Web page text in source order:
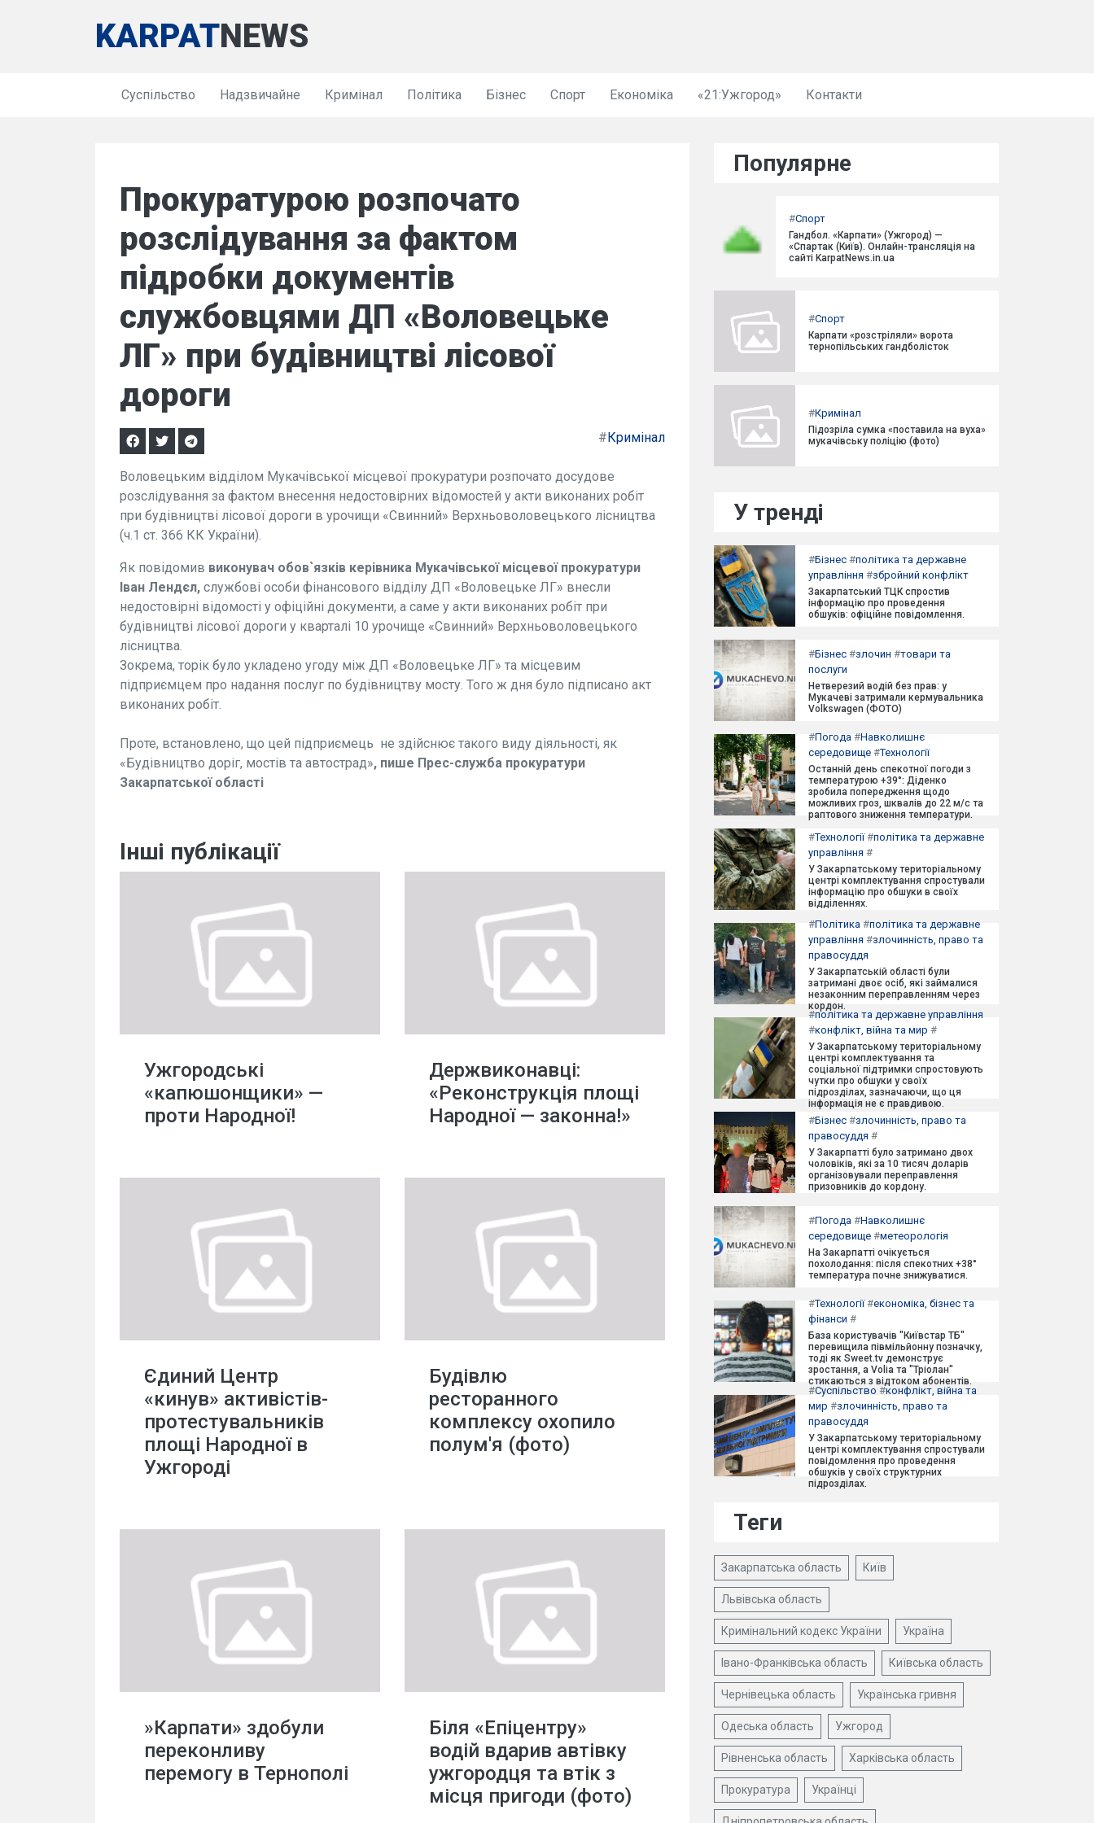
KARPATNEWS
Суспільство Надзвичайне Кримінал Політика Бізнес Спорт Економіка «21:Ужгород» Контакти
Прокуратурою розпочато
розслідування за фактом
підробки документів
службовцями ДП «Воловецьке
ЛГ» при будівництві лісової
дороги
#Кримінал
Воловецьким відділом Мукачівської місцевої прокуратури розпочато досудове
розслідування за фактом внесення недостовірних відомостей у акти виконаних робіт
при будівництві лісової дороги в урочищи «Свинний» Верхньоволовецького лісництва
(ч.1 ст. 366 КК України).
Як повідомив виконувач обов`язків керівника Мукачівської місцевої прокуратури
Іван Лендєл, службові особи фінансового відділу ДП «Воловецьке ЛГ» внесли
недостовірні відомості у офіційні документи, а саме у акти виконаних робіт при
будівництві лісової дороги у кварталі 10 урочище «Свинний» Верхньоволовецького
лісництва.
Зокрема, торік було укладено угоду між ДП «Воловецьке ЛГ» та місцевим
підприємцем про надання послуг по будівництву мосту. Того ж дня було підписано акт
виконаних робіт.
Проте, встановлено, що цей підприємець не здійснює такого виду діяльності, як
«Будівництво доріг, мостів та автострад», пише Прес-служба прокуратури
Закарпатської області
Інші публікації
Ужгородські
«капюшонщики» —
проти Народної!
Держвиконавці:
«Реконструкція площі
Народної — законна!»
Єдиний Центр
«кинув» активістів-
протестувальників
площі Народної в
Ужгороді
Будівлю
ресторанного
комплексу охопило
полум'я (фото)
»Карпати» здобули
переконливу
перемогу в Тернополі
Біля «Епіцентру»
водій вдарив автівку
ужгородця та втік з
місця пригоди (фото)
Популярне
#Спорт
Гандбол. «Карпати» (Ужгород) —
«Спартак (Київ). Онлайн-трансляція на
сайті KarpatNews.in.ua
#Спорт
Карпати «розстріляли» ворота
тернопільських гандболісток
#Кримінал
Підозріла сумка «поставила на вуха»
мукачівську поліцію (фото)
У тренді
#Бізнес #політика та державне
управління #збройний конфлікт
Закарпатський ТЦК спростив
інформацію про проведення
обшуків: офіційне повідомлення.
#Бізнес #злочин #товари та
послуги
Нетверезий водій без прав: у
Мукачеві затримали кермувальника
Volkswagen (ФОТО)
#Погода #Навколишнє
середовище #Технології
Останній день спекотної погоди з
температурою +39°: Діденко
зробила попередження щодо
можливих гроз, шквалів до 22 м/с та
раптового зниження температури.
#Технології#політика та державне
управління #
У Закарпатському територіальному
центрі комплектування спростували
інформацію про обшуки в своїх
відділеннях.
#Політика #політика та державне
управління #злочинність, право та
правосуддя
У Закарпатській області були
затримані двоє осіб, які займалися
незаконним переправленням через
кордон.
#політика та державне управління
#конфлікт, війна та мир #
У Закарпатському територіальному
центрі комплектування та
соціальної підтримки спростовують
чутки про обшуки у своїх
підрозділах, зазначаючи, що ця
інформація не є правдивою.
#Бізнес #злочинність, право та
правосуддя #
У Закарпатті було затримано двох
чоловіків, які за 10 тисяч доларів
організовували переправлення
призовників до кордону.
#Погода #Навколишнє
середовище #метеорологія
На Закарпатті очікується
похолодання: після спекотних +38°
температура почне знижуватися.
#Технології#економіка, бізнес та
фінанси #
База користувачів "Київстар ТБ"
перевищила півмільйонну позначку,
тоді як Sweet.tv демонструє
зростання, а Volia та "Тріолан"
стикаються з відтоком абонентів.
#Суспільство #конфлікт, війна та
мир #злочинність, право та
правосуддя
У Закарпатському територіальному
центрі комплектування спростували
повідомлення про проведення
обшуків у своїх структурних
підрозділах.
Теги
Закарпатська область Київ
Львівська область
Кримінальний кодекс України Україна
Івано-Франківська область Київська область
Чернівецька область Українська гривня
Одеська область Ужгород
Рівненська область Харківська область
Прокуратура Українці